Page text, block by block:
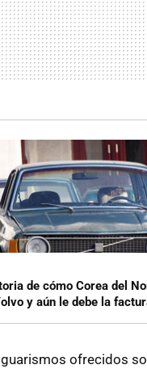
de cómo Corea del
y aún le debe la
ofrecidos